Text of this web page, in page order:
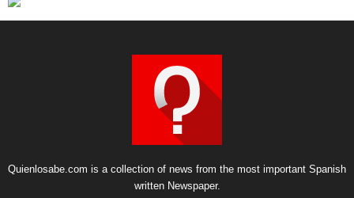
Quienlosabe.com is a collection of news from the most important Spanish
written Newspaper.